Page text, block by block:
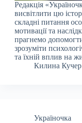
Редакція
висвітлити цю
складні питання
мотивації та
прагнемо
зрозуміти
та їхній вплив на
Килина Кучер
Україночка